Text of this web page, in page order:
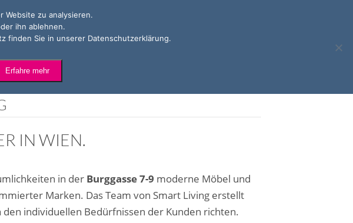
IN WIEN.
in der Burggasse 7-9 moderne Möbel und
Marken. Das Team von Smart Living erstellt
den individuellen Bedürfnissen der Kunden richten.
Website zu analysieren.
ihn ablehnen.
finden Sie in unserer Datenschutzerklärung.
Erfahre mehr